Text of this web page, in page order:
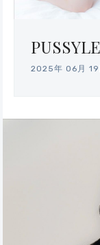
2025年 06月 19